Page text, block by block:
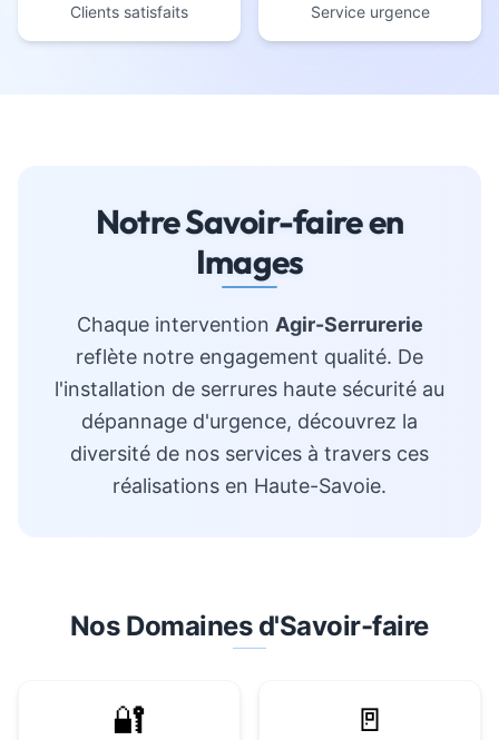
Clients satisfaits Service urgence
Notre Savoir-faire en
Images
Chaque intervention Agir-Serrurerie
reflète notre engagement qualité. De
l'installation de serrures haute sécurité au
dépannage d'urgence, découvrez la
diversité de nos services à travers ces
réalisations en Haute-Savoie.
Nos Domaines d'Savoir-faire
🔐 🚪